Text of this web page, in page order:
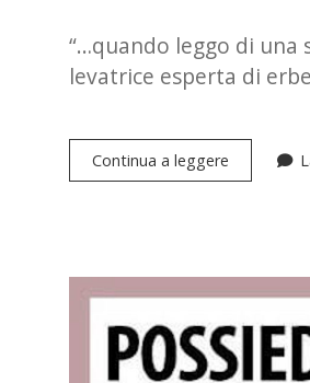
“…quando leggo di
levatrice esperta di
Continua a leggere
stanza
di
Virginia
Woolf